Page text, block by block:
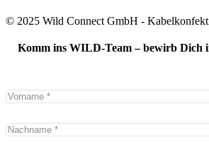
© 2025 Wild Connect GmbH -
Komm ins WILD-Team – bewirb